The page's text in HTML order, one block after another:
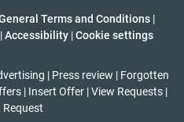
Terms and Conditions |
| Accessibility | Cookie settings
| Press review | Forgotten
| Insert Offer |View Requests |
Request